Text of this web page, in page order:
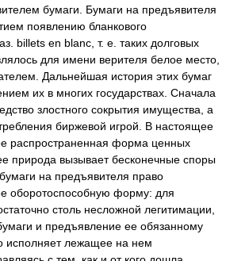
бумаги. Бумаги на предъявителя
появлению бланкового
billets en blanc, т. е. таких долговых
для имени верителя белое место,
Дальнейшая история этих бумаг
их в многих государствах. Сначала
злостного сокрытия имущества, а
биржевой игрой. В настоящее
распространенная форма ценных
природа вызывает бесконечные споры
на предъявителя право
оборотоспособную форму: для
столь несложной легитимации,
и предъявление ее обязанному
исполняет лежащее на нем